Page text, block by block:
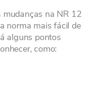
mudanças na NR 12
norma mais fácil de
alguns pontos
como: